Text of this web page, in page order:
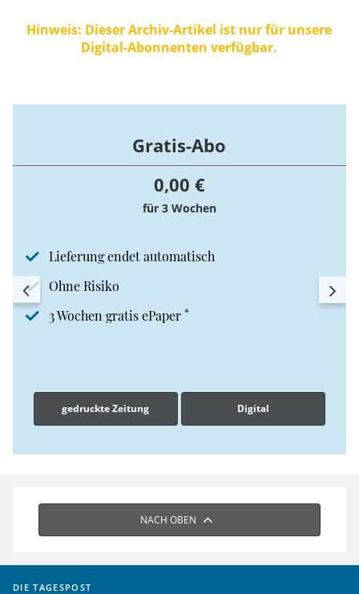
2013 sollte er die Flüchtlingsinsel Lampedusa
besuchen. Wie dem auch sei. Schön war die Zeit.
Hinweis: Dieser Archiv-Artikel ist nur für unsere
Digital-Abonnenten verfügbar.
Gratis-Abo
0,00 €
für 3 Wochen
Lieferung endet automatisch
Ohne Risiko
3 Wochen gratis ePaper *
gedruckte Zeitung Digital
NACH OBEN
DIE TAGESPOST